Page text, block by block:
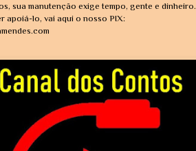
sua manutenção exige tempo, gente e dinheiro.
apoiá-lo, vai aqui o nosso PIX: